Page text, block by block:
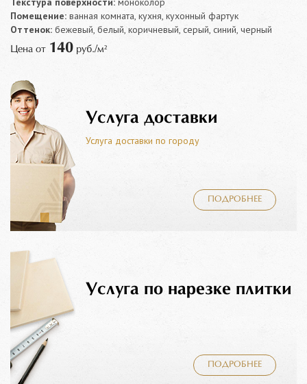
Помещение: ванная комната, кухня, кухонный фартук
Оттенок: бежевый, белый, коричневый, серый, синий, черный
Цена от 140 руб./м²
Услуга доставки
Услуга доставки по городу
ПОДРОБНЕЕ
Услуга по нарезке плитки
ПОДРОБНЕЕ